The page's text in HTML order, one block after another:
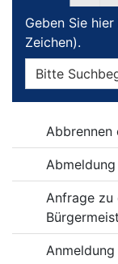
Geben Sie
Zeichen).
Abbrennen
Anfrage zu